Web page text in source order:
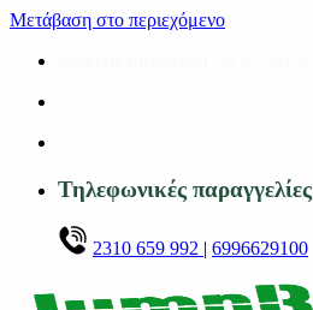
Μετάβαση στο περιεχόμενο
Τηλεφωνικές παραγγελίες
2310 659 992 | 6996629100